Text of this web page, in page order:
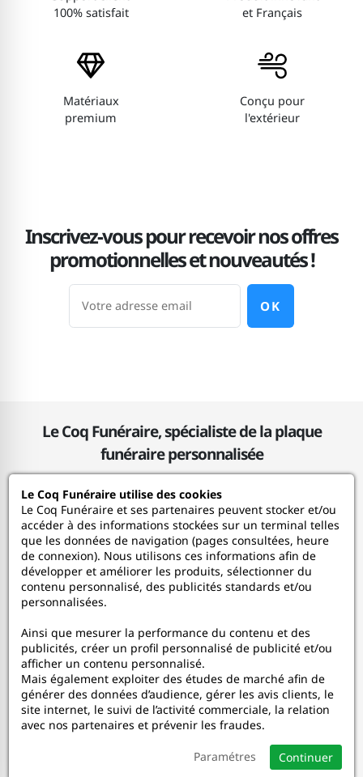
100% satisfait
et Français
Matériaux
premium
Conçu pour
l'extérieur
Inscrivez-vous pour recevoir nos offres
promotionnelles et nouveautés !
OK
Le Coq Funéraire, spécialiste de la plaque
funéraire personnalisée
Le Coq Funéraire
Nos services
Mon Compte
Aide
A propos
Le Coq Funéraire utilise des cookies
Le Coq Funéraire et ses partenaires peuvent stocker et/ou
accéder à des informations stockées sur un terminal telles
que les données de navigation (pages consultées, heure
de connexion). Nous utilisons ces informations afin de
développer et améliorer les produits, sélectionner du
contenu personnalisé, des publicités standards et/ou
personnalisées.
Ainsi que mesurer la performance du contenu et des
publicités, créer un profil personnalisé de publicité et/ou
afficher un contenu personnalisé.
Mais également exploiter des études de marché afin de
générer des données d’audience, gérer les avis clients, le
site internet, le suivi de l’activité commerciale, la relation
avec nos partenaires et prévenir les fraudes.
Continuer
Paramétres